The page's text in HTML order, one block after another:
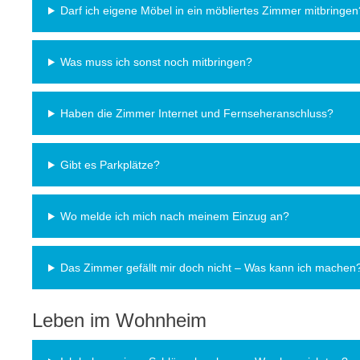
Darf ich eigene Möbel in ein möbliertes Zimmer
Was muss ich sonst noch mitbringen?
Haben die Zimmer Internet und Fernseheranschluss?
Gibt es Parkplätze?
Wo melde ich mich nach meinem Einzug an?
Das Zimmer gefällt mir doch nicht – Was kann ich
Leben im Wohnheim